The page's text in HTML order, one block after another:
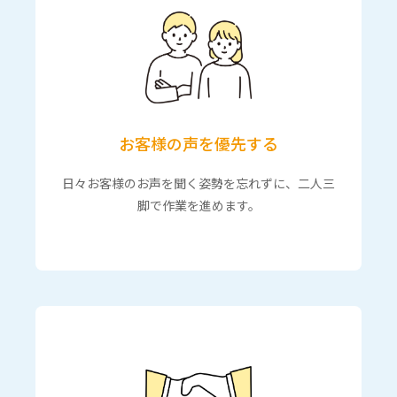
お客様の声を優先する
日々お客様のお声を聞く姿勢を忘れずに、二人三
脚で作業を進めます。